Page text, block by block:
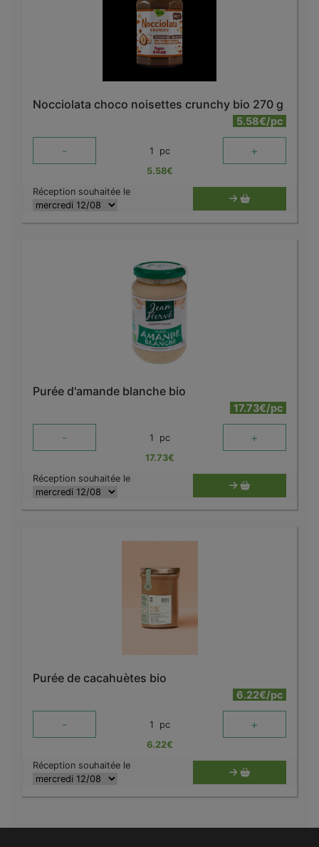
Nocciolata choco noisettes crunchy bio 270 g
5.58€/pc
- 1 pc +
5.58€
Réception souhaitée le
Purée d'amande blanche bio
17.73€/pc
- 1 pc +
17.73€
Réception souhaitée le
Purée de cacahuètes bio
6.22€/pc
- 1 pc +
6.22€
Réception souhaitée le